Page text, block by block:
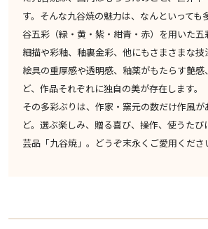
す。そんな九谷焼の魅力は、なんといっても
谷五彩（緑・黄・紫・紺青・赤）を用いた
細描や彩釉、釉裏金彩、他にもさまさまな技
絵具の重厚感や透明感、釉薬がもたらす艶感
ど、作品それぞれに独自の美が存在します。
その多彩ぶりは、作家・窯元の数だけ作風が
ど。選ぶ楽しみ、贈る喜び、操作、使うた
芸品「九谷焼」。どうぞ末永くご愛用くださ